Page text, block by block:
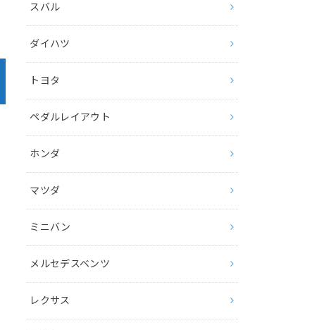
スバル
ダイハツ
トヨタ
ペダルレイアウト
ホンダ
マツダ
ミニバン
メルセデスベンツ
レクサス